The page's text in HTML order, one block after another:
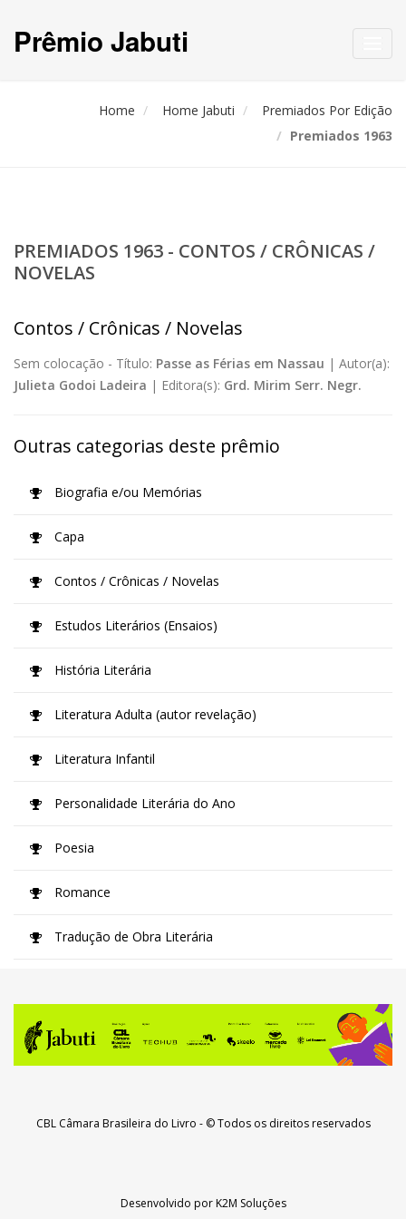
Prêmio Jabuti
Home Home Jabuti
Premiados Por Edição
Premiados 1963
PREMIADOS 1963 - CONTOS / CRÔNICAS /
NOVELAS
Contos / Crônicas / Novelas
Sem colocação - Título: Passe as Férias em Nassau | Autor(a):
Julieta Godoi Ladeira | Editora(s): Grd. Mirim Serr. Negr.
Outras categorias deste prêmio
Biografia e/ou Memórias
Capa
Contos / Crônicas / Novelas
Estudos Literários (Ensaios)
História Literária
Literatura Adulta (autor revelação)
Literatura Infantil
Personalidade Literária do Ano
Poesia
Romance
Tradução de Obra Literária
CBL Câmara Brasileira do Livro - © Todos os direitos reservados
Desenvolvido porK2M Soluções